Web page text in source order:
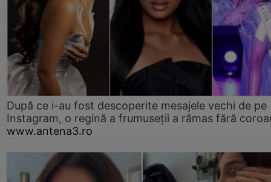
După ce i-au fost descoperite mesajele vechi de pe
Instagram, o regină a frumuseții a rămas fără
www.antena3.ro